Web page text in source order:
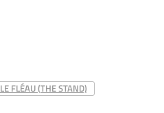
LE FLÉAU (THE STAND)